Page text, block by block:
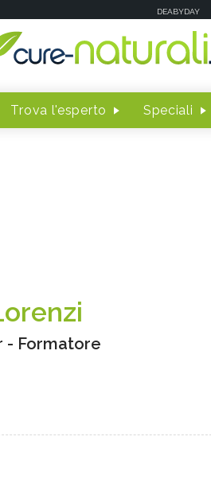
DEABYDAY
Trova l'esperto Speciali
- Formatore